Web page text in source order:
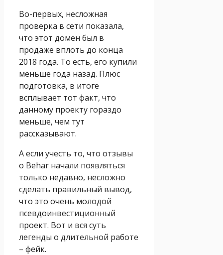
Во-первых, несложная
проверка в сети показала,
что этот домен был в
продаже вплоть до конца
2018 года. То есть, его купили
меньше года назад. Плюс
подготовка, в итоге
всплывает тот факт, что
данному проекту гораздо
меньше, чем тут
рассказывают.
А если учесть то, что отзывы
о Behar начали появляться
только недавно, несложно
сделать правильный вывод,
что это очень молодой
псевдоинвестиционный
проект. Вот и вся суть
легенды о длительной работе
– фейк.